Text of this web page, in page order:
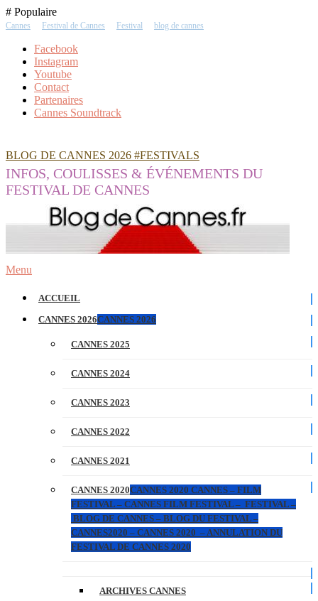
Skip
To
# Populaire
Cannes Festival de Cannes Festival blog de cannes
Facebook
Instagram
Youtube
Contact
Partenaires
Cannes Soundtrack
BLOG DE CANNES 2026 #FESTIVALS
INFOS, COULISSES & ÉVÉNEMENTS DU
FESTIVAL DE CANNES
Menu
ACCUEIL
CANNES 2026CANNES 2026
CANNES 2025
CANNES 2024
CANNES 2023
CANNES 2022
CANNES 2021
CANNES 2020CANNES 2020 CANNES – FILM
FESTIVAL – CANNES FILM FESTIVAL – FESTIVAL –
BLOG DE CANNES – BLOG DU FESTIVAL –
CANNES2020 – CANNES 2020 – ANNULATION DU
FESTIVAL DE CANNES 2020
ARCHIVES CANNES